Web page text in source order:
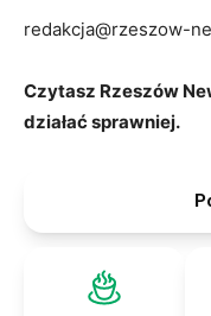
redakcja@rzeszow-
Czytasz Rzeszów
działać sprawniej.